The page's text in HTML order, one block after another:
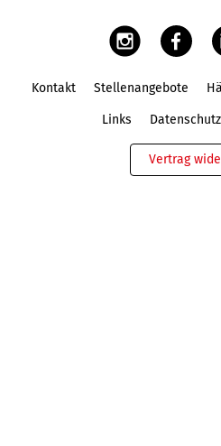
Kontakt Stellenangebote
Links Datenschutz
Vertrag